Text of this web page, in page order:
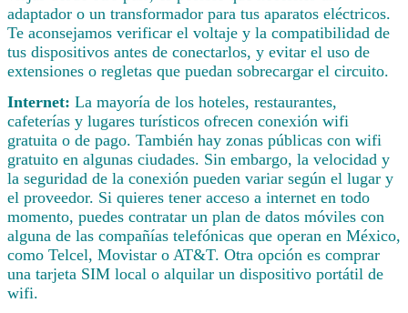
adaptador o un transformador para tus aparatos eléctricos.
Te aconsejamos verificar el voltaje y la compatibilidad de
tus dispositivos antes de conectarlos, y evitar el uso de
extensiones o regletas que puedan sobrecargar el circuito.
Internet: La mayoría de los hoteles, restaurantes,
cafeterías y lugares turísticos ofrecen conexión wifi
gratuita o de pago. También hay zonas públicas con wifi
gratuito en algunas ciudades. Sin embargo, la velocidad y
la seguridad de la conexión pueden variar según el lugar y
el proveedor. Si quieres tener acceso a internet en todo
momento, puedes contratar un plan de datos móviles con
alguna de las compañías telefónicas que operan en México,
como Telcel, Movistar o AT&T. Otra opción es comprar
una tarjeta SIM local o alquilar un dispositivo portátil de
wifi.